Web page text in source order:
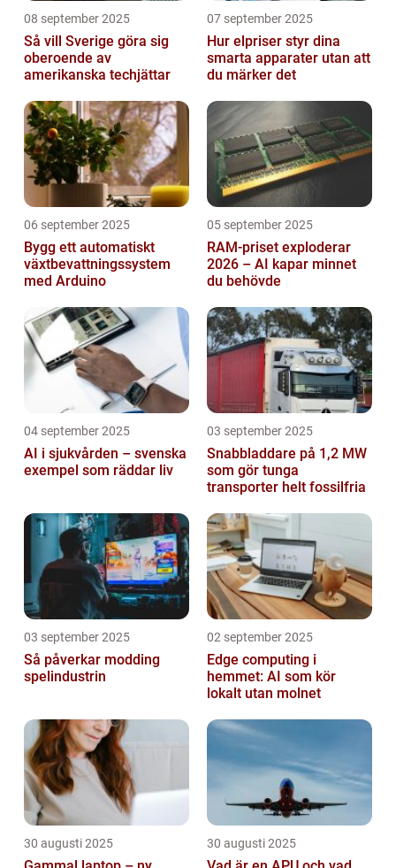
08 september 2025
Så vill Sverige göra sig
oberoende av
amerikanska techjättar
07 september 2025
Hur elpriser styr dina
smarta apparater utan att
du märker det
06 september 2025
Bygg ett automatiskt
växtbevattningssystem
med Arduino
05 september 2025
RAM-priset exploderar
2026 – AI kapar minnet
du behövde
04 september 2025
AI i sjukvården – svenska
exempel som räddar liv
03 september 2025
Snabbladdare på 1,2 MW
som gör tunga
transporter helt fossilfria
03 september 2025
Så påverkar modding
spelindustrin
02 september 2025
Edge computing i
hemmet: AI som kör
lokalt utan molnet
30 augusti 2025 30 augusti 2025